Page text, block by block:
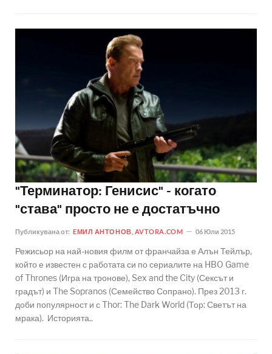
"Терминатор: Генисис" - когато
"става" просто не е достатъчно
Публикувана от: EМИЛ АНТОНОВ, AVTORA.COM 06 Юли 2015
Режисьор на най-новия филм от франчайза е Алън Тейлър,
който е известен с работата си по сериалите на HBO Game
of Thrones (Игра на тронове), Sex and the City (Сексът и
градът) и The Sopranos (Семейство Сопрано). През 2013 г.
доби популярност и с Thor: The Dark World (Тор: Светът на
мрака). Историята..